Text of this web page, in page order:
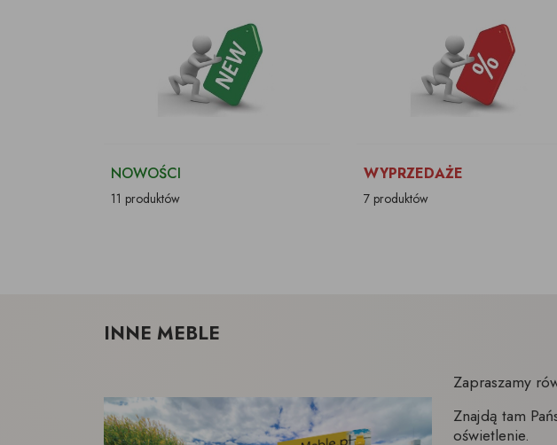
NOWOŚCI
11 produktów
WYPRZEDAŻE
7 produktów
INNE MEBLE
Zapraszamy
Znajdą tam
oświetlenie.